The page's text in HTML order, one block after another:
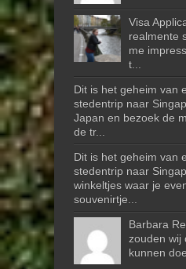
Visa
realmente
me
t...
Dit is het geheim van
stedentrip naar
Japan en bezoek de
de tr...
Dit is het geheim van
stedentrip naar
winkeltjes waar je
souvenirtje...
Barbara
zouden wij
kunnen